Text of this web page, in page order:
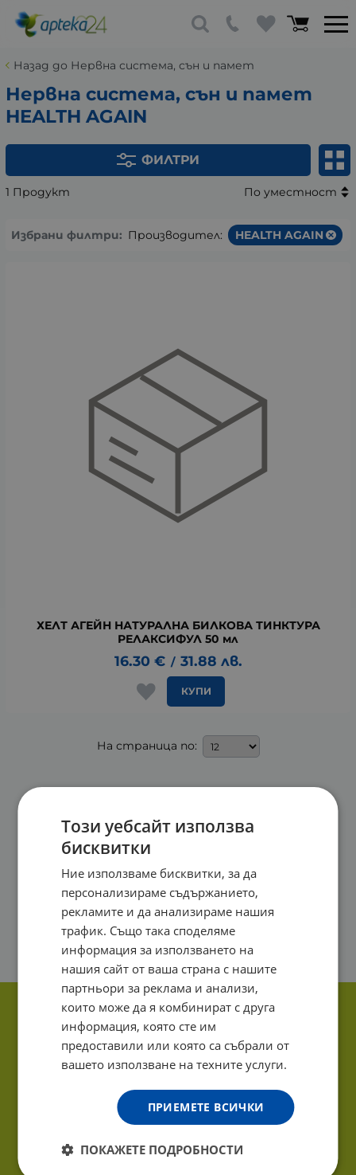
Назад до Нервна система, сън и памет
Нервна система, сън и памет
HEALTH AGAIN
ФИЛТРИ
1 Продукт По уместност
Избрани филтри: Производител: HEALTH AGAIN
ХЕЛТ АГЕЙН НАТУРАЛНА БИЛКОВА ТИНКТУРА
РЕЛАКСИФУЛ 50 мл
16.30 € / 31.88 лв.
КУПИ
На страница по:
Този уебсайт използва
бисквитки
Ние използваме бисквитки, за да
персонализираме съдържанието,
рекламите и да анализираме нашия
трафик. Също така споделяме
информация за използването на
нашия сайт от ваша страна с нашите
партньори за реклама и анализи,
които може да я комбинират с друга
информация, която сте им
предоставили или която са събрали от
вашето използване на техните услуги.
ПРИЕМЕТЕ ВСИЧКИ
ПОКАЖЕТЕ ПОДРОБНОСТИ